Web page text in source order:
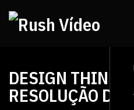
DESIGN
RESOLUÇÃO DE